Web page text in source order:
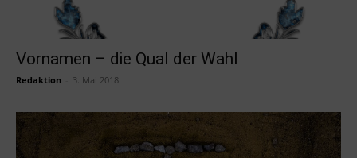
Vornamen – die Qual der Wahl
Redaktion 3. Mai 2018